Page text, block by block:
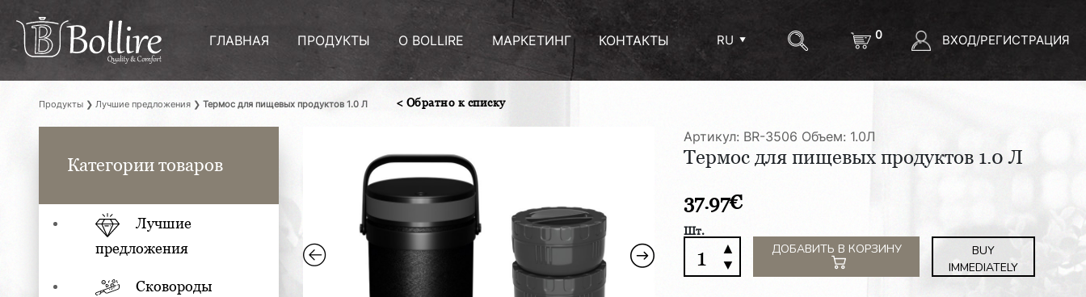
ГЛАВНАЯ ПРОДУКТЫ О BOLLIRE МАРКЕТИНГ КОНТАКТЫ RU 0 ВХОД/РЕГИСТРАЦИЯ
Продукты❯ Лучшие предложения❯ Термос для пищевых продуктов 1.0 Л
Категории товаров
Лучшие
предложения
Сковороды
< Обратно к списку
Артикул: BR-3506 Объем: 1.0Л
Термос для пищевых продуктов 1.0 Л
37.97€
Шт.
Количество
товара
▲
▼
ДОБАВИТЬ В КОРЗИНУ
BUY
IMMEDIATELY